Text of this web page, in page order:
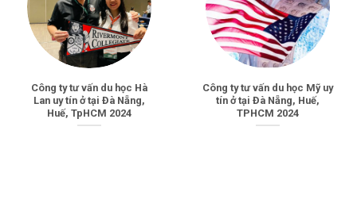
Công ty tư vấn du học Hà
Lan uy tín ở tại Đà Nẵng,
Huế, TpHCM 2024
Công ty tư vấn du học Mỹ uy
tín ở tại Đà Nẵng, Huế,
TPHCM 2024